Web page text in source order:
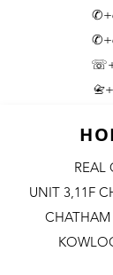
📇
REAL
UNIT 3,11F
CHATHAM